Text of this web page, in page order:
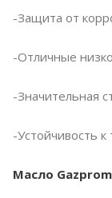
-Защита от
-Отличные
-Значительная
-Устойчивость
Масло